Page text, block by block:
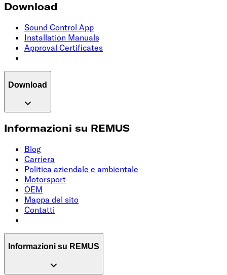
Download
Sound Control App
Installation Manuals
Approval Certificates
Download
Informazioni su REMUS
Blog
Carriera
Politica aziendale e ambientale
Motorsport
OEM
Mappa del sito
Contatti
Informazioni su REMUS